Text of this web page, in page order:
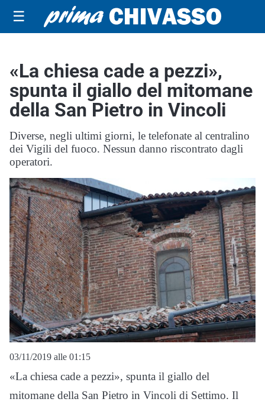
☰
«La chiesa cade a pezzi»,
spunta il giallo del mitomane
della San Pietro in Vincoli
Diverse, negli ultimi giorni, le telefonate al centralino
dei Vigili del fuoco. Nessun danno riscontrato dagli
operatori.
03/11/2019 alle 01:15
«La chiesa cade a pezzi», spunta il giallo del
mitomane della San Pietro in Vincoli di Settimo. Il